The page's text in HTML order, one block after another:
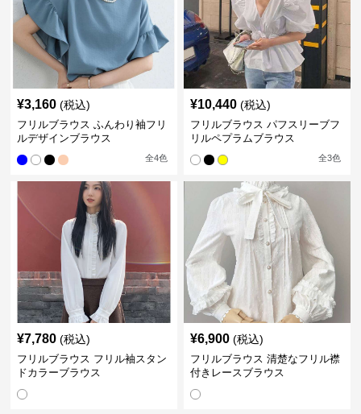
¥3,160 (税込)
フリルブラウス ふんわり袖フリ
ルデザインブラウス
全4色
¥10,440 (税込)
フリルブラウス パフスリーブフ
リルペプラムブラウス
全3色
¥7,780 (税込)
フリルブラウス フリル袖スタン
ドカラーブラウス
¥6,900 (税込)
フリルブラウス 清楚なフリル襟
付きレースブラウス